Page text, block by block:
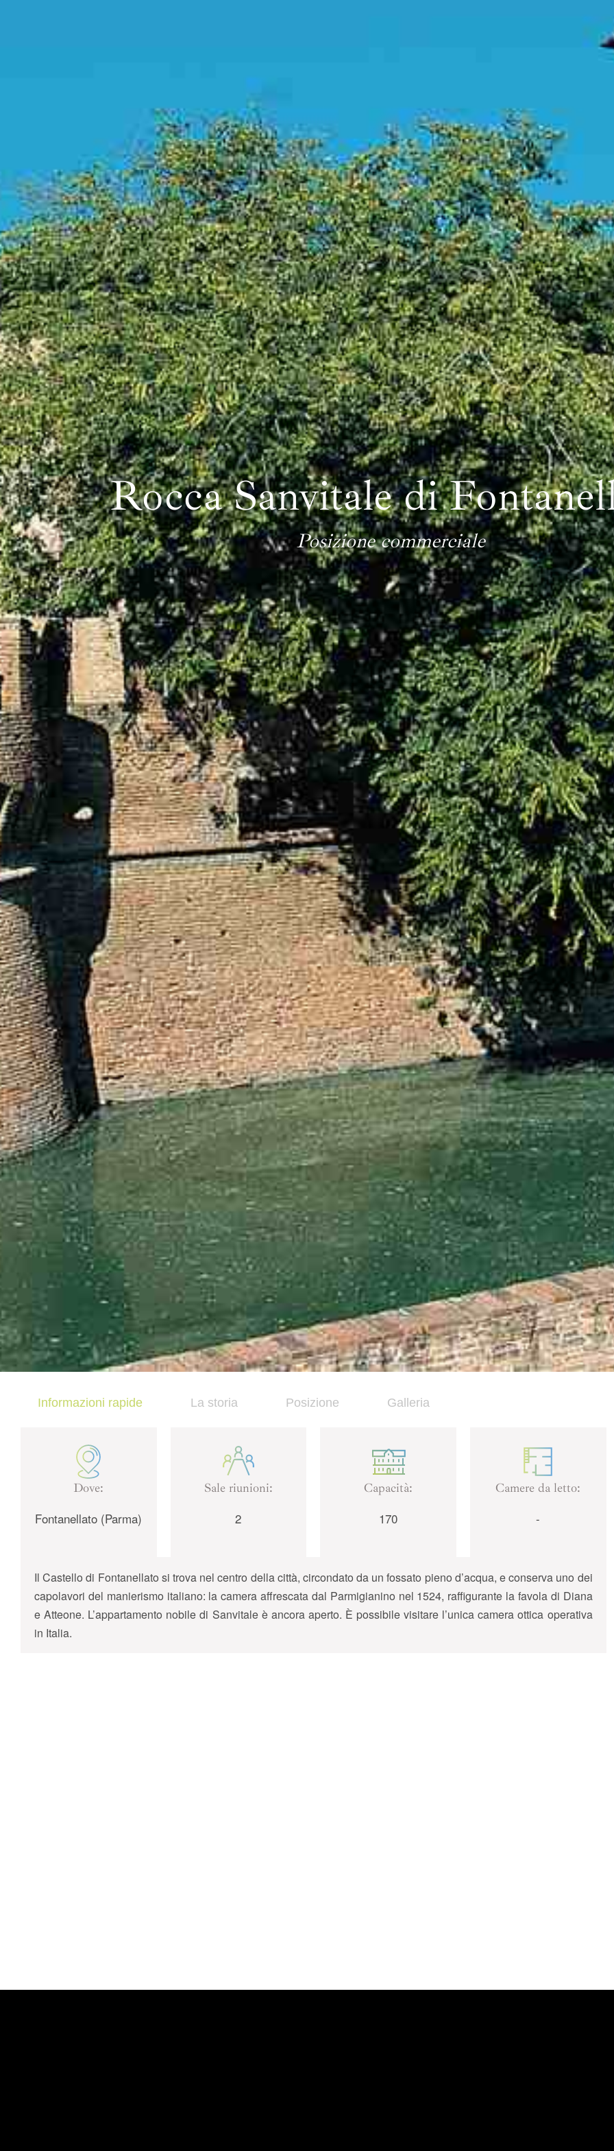
Rocca Sanvitale di
Posizione commerciale
Informazioni rapide La storia Posizione Galleria
Dove:
Fontanellato (Parma)
Sale riunioni:
2
Capacità:
170
Camere da letto:
-
Il Castello di Fontanellato si trova nel centro della città, circondato da un fossato pieno d’acqua, e conserva uno dei
capolavori del manierismo italiano: la camera affrescata dal Parmigianino nel 1524, raffigurante la favola di Diana
e Atteone. L’appartamento nobile di Sanvitale è ancora aperto. È possibile visitare l’unica camera ottica operativa
in Italia.
Esperienze Ispirazionali
M.I.C.E.
Dimore d'Autore
Area B2B